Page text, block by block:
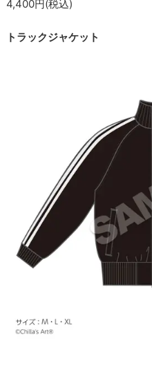
4,400円(税込)
トラックジャケット